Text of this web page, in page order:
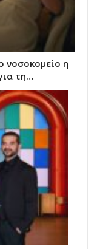
νοσοκομείο η
τη…